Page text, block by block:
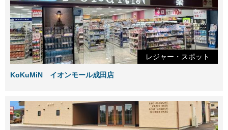
レジャー・スポット
KoKuMiN イオンモール成田店